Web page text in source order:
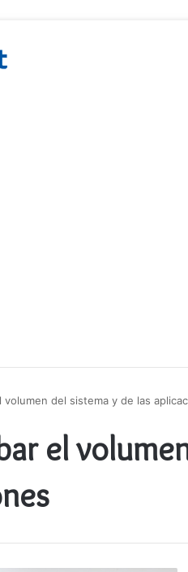
volumen del sistema y de las
el